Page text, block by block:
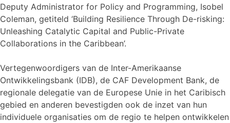
Deputy Administrator for Policy and Programming, Isobel
Coleman, getiteld ‘Building Resilience Through De-risking:
Unleashing Catalytic Capital and Public-Private
Collaborations in the Caribbean’.
Vertegenwoordigers van de Inter-Amerikaanse
Ontwikkelingsbank (IDB), de CAF Development Bank, de
regionale delegatie van de Europese Unie in het Caribisch
gebied en anderen bevestigden ook de inzet van hun
individuele organisaties om de regio te helpen ontwikkelen